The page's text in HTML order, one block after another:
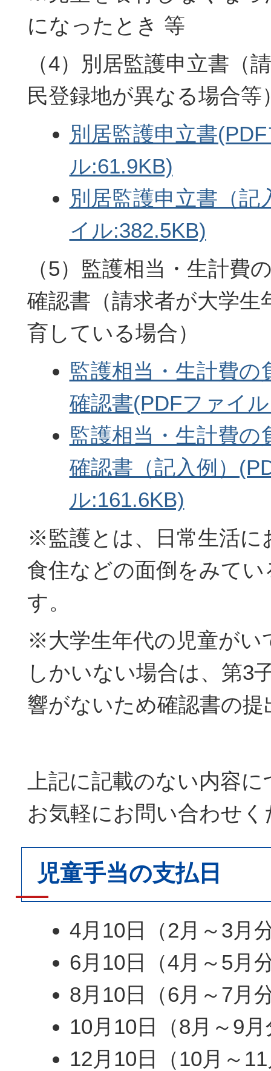
になったとき 等
（4）別居監護申立書（
民登録地が異なる場合等
別居監護申立書
ル:61.9KB)
別居監護申立書（記
イル:382.5KB)
（5）監護相当・生計費
確認書（請求者が大学生
育している場合）
監護相当・生計費の
確認書(PDFファイ
監護相当・生計費の
確認書（記入例）
ル:161.6KB)
※監護とは、日常生活に
食住などの面倒をみて
す。
※大学生年代の児童がい
しかいない場合は、第3
響がないため確認書の
上記に記載のない内容
お気軽にお問い合わせ
児童手当の支払日
4月10日（2月～3月
6月10日（4月～5月
8月10日（6月～7月
10月10日（8月～9月
12月10日（10月～